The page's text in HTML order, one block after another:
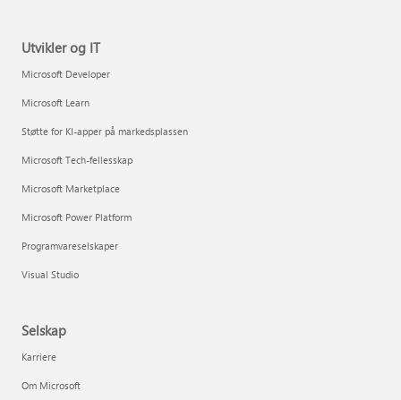
Utvikler og IT
Microsoft Developer
Microsoft Learn
Støtte for KI-apper på markedsplassen
Microsoft Tech-fellesskap
Microsoft Marketplace
Microsoft Power Platform
Programvareselskaper
Visual Studio
Selskap
Karriere
Om Microsoft